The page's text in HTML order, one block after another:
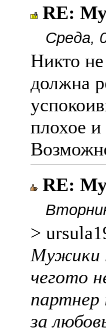
RE:
Среда,
Никто
должна
плохое
RE:
>
Мужики
чегото
партнер
за